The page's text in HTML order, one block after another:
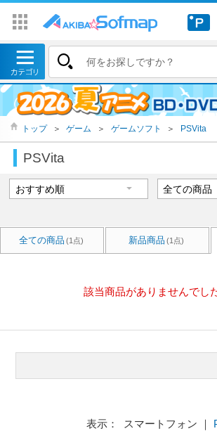
トップ ＞ ゲーム ＞ ゲームソフト ＞ PSVita
PSVita
全ての商品 (1点) 新品商品 (1点)
該当商品がありませんでした
表示： スマートフォン ｜